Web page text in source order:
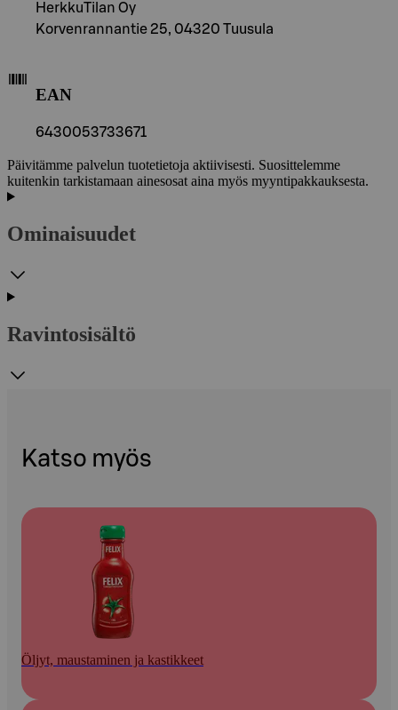
HerkkuTilan Oy
Korvenrannantie 25, 04320 Tuusula
EAN
6430053733671
Päivitämme palvelun tuotetietoja aktiivisesti. Suosittelemme
kuitenkin tarkistamaan ainesosat aina myös myyntipakkauksesta.
Ominaisuudet
Ravintosisältö
Katso myös
Öljyt, maustaminen ja kastikkeet